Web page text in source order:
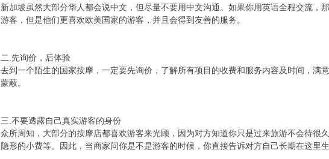
新加坡虽然大部分华人都会说中文，但尽量不要用中文沟通。如果你用英语全程交流
游客，但是他们更喜欢欧美国家的游客，并且会得到友善的服务。
二.先询价，后体验
去到一个陌生的国家按摩，一定要先询价，了解所有项目的收费和服务内容及时间，
蒙蔽。
三.不要透露自己真实游客的身份
众所周知，大部分的按摩店都喜欢游客来光顾，因为对方知道你只是过来旅游不会待
隐形的小费等。因此，当商家问你是不是游客的时候，你直接告诉对方自己长期在这里